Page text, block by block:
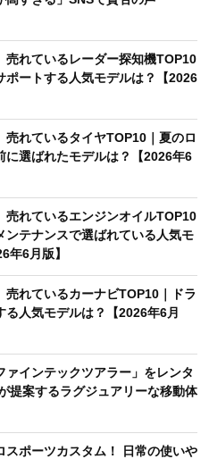
売れているレーダー探知機TOP10
ポートする人気モデルは？【2026
売れているタイヤTOP10｜夏のロ
に選ばれたモデルは？【2026年6
売れているエンジンオイルTOP10
ンテナンスで選ばれている人気モ
年6月版】
売れているカーナビTOP10｜ドラ
る人気モデルは？【2026年6月
ァインテックツアラー」をレンタ
提案するラグジュアリーな移動体
スポーツカスタム！ 日常の使いや